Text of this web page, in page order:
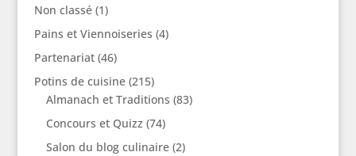
Non classé(1)
Pains et Viennoiseries (4)
Partenariat(46)
Potins de cuisine(215)
Almanach et Traditions (83)
Concours et Quizz (74)
Salon du blog culinaire(2)